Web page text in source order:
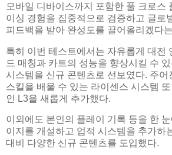
모바일 디바이스까지 포함한 풀 크로스
이싱 경험을 집중적으로 검증하고 글로
피드백을 받아 완성도를 끌어올리겠다
특히 이번 테스트에서는 자유롭게 대전
드 매칭과 카트의 성능을 향상시킬 수
시스템을 신규 콘텐츠로 선보였다. 주어
스킬을 배울 수 있는 라이센스 시스템
인 L3을 새롭게 추가했다.
이외에도 본인의 플레이 기록 등을 한
이지를 개설하고 업적 시스템을 추가하
대비 다양한 신규 콘텐츠를 도입했다.